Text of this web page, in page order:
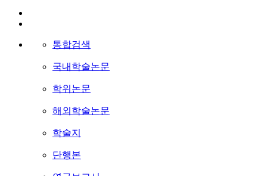
통합검색
국내학술논문
학위논문
해외학술논문
학술지
단행본